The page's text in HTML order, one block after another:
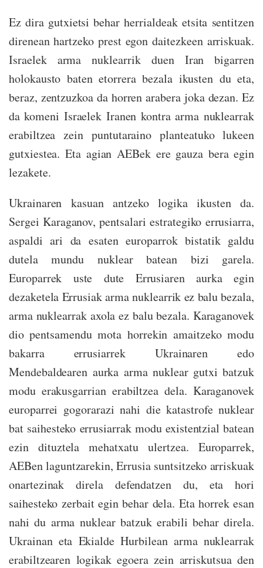
Ez dira gutxietsi behar herrialdeak etsita sentitzen
direnean hartzeko prest egon daitezkeen arriskuak.
Israelek arma nuklearrik duen Iran bigarren
holokausto baten etorrera bezala ikusten du eta,
beraz, zentzuzkoa da horren arabera joka dezan. Ez
da komeni Israelek Iranen kontra arma nuklearrak
erabiltzea zein puntutaraino planteatuko lukeen
gutxiestea. Eta agian AEBek ere gauza bera egin
lezakete.
Ukrainaren kasuan antzeko logika ikusten da.
Sergei Karaganov, pentsalari estrategiko errusiarra,
aspaldi ari da esaten europarrok bistatik galdu
dutela mundu nuklear batean bizi garela.
Europarrek uste dute Errusiaren aurka egin
dezaketela Errusiak arma nuklearrik ez balu bezala,
arma nuklearrak axola ez balu bezala. Karaganovek
dio pentsamendu mota horrekin amaitzeko modu
bakarra errusiarrek Ukrainaren edo
Mendebaldearen aurka arma nuklear gutxi batzuk
modu erakusgarrian erabiltzea dela. Karaganovek
europarrei gogorarazi nahi die katastrofe nuklear
bat saihesteko errusiarrak modu existentzial batean
ezin dituztela mehatxatu ulertzea. Europarrek,
AEBen laguntzarekin, Errusia suntsitzeko arriskuak
onartezinak direla defendatzen du, eta hori
saihesteko zerbait egin behar dela. Eta horrek esan
nahi du arma nuklear batzuk erabili behar direla.
Ukrainan eta Ekialde Hurbilean arma nuklearrak
erabiltzearen logikak egoera zein arriskutsua den